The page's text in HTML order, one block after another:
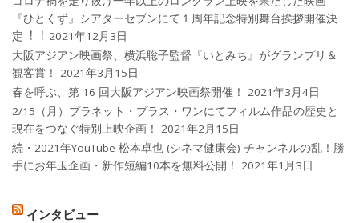
『ひとくず』シアターセブンにて１周年記念特別舞台挨拶開催決
定︕︕ 2021年12月3日
大阪アジアン映画祭、横浜聡子監督『いとみち』がグランプリ＆
観客賞！
2021年3月15日
春を呼ぶ、第 16 回大阪アジアン映画祭開催！
2021年3月4日
2/15（月）プラネット・プラス・ワンにてフィルム作品の歴史と
現在をつなぐ特別上映企画！
2021年2月15日
続・2021年YouTube 松本卓也 (シネマ健康会) チャンネルの乱！勝
手にお年玉企画・新作短編10本を無料公開！
2021年1月3日
インタビュー